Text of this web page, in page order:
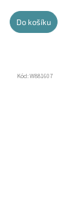
Do košíku
Kód:W881607